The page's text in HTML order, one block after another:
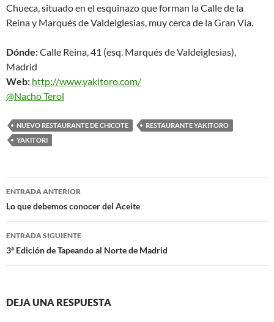
Chueca, situado en el esquinazo que forman la Calle de la
Reina y Marqués de Valdeiglesias, muy cerca de la Gran Vía.
Dónde:Calle Reina, 41 (esq. Marqués de Valdeiglesias),
Madrid
Web: http://www.yakitoro.com/
@Nacho Terol
NUEVO RESTAURANTE DE CHICOTE
RESTAURANTE YAKITORO
YAKITORI
Navegación
de
entradas
ENTRADA ANTERIOR
Lo que debemos conocer del Aceite
ENTRADA SIGUIENTE
3ª Edición de Tapeando al Norte de Madrid
DEJA UNA RESPUESTA